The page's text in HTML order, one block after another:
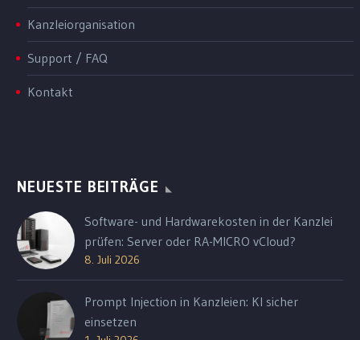
Kanzleiorganisation
Support / FAQ
Kontakt
NEUESTE BEITRÄGE
Software- und Hardwarekosten in der Kanzlei
prüfen: Server oder RA-MICRO vCloud?
8. Juli 2026
Prompt Injection in Kanzleien: KI sicher
einsetzen